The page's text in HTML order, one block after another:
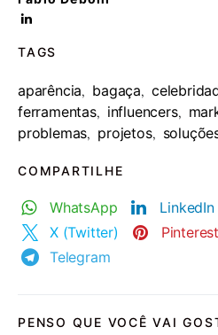
TAGS
aparência, bagaça,
ferramentas, influencers,
problemas, projetos,
COMPARTILHE
WhatsApp LinkedIn
X (Twitter)
Pinterest
Telegram
PENSO QUE VOCÊ VAI